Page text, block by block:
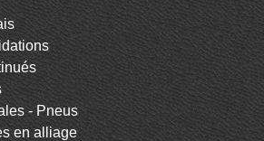
- Pneus
en alliage